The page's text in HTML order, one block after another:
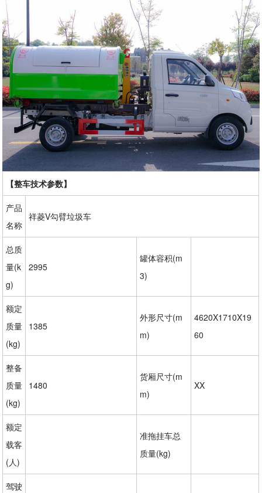
【整车技术参数】
产品
名称
祥菱V勾臂垃圾车
总质
量(k
g)
2995
罐体容积(m
3)
额定
质量
(kg)
1385
外形尺寸(m
m)
4620X1710X19
60
整备
质量
(kg)
1480
货厢尺寸(m
m)
XX
额定
载客
(人)
准拖挂车总
质量(kg)
驾驶